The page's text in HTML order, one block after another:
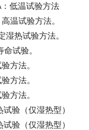
低温试验方法
温试验方法。
热试验方法。
试验。
方法。
方法。
方法。
验（仅湿热型）
验（仅湿热型）